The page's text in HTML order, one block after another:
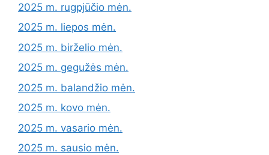
2025 m. rugpjūčio mėn.
2025 m. liepos mėn.
2025 m. birželio mėn.
2025 m. gegužės mėn.
2025 m. balandžio mėn.
2025 m. kovo mėn.
2025 m. vasario mėn.
2025 m. sausio mėn.